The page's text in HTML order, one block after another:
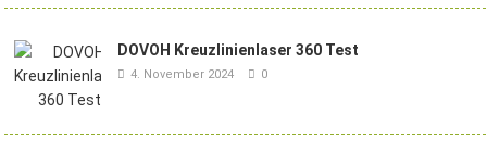
DOVOH Kreuzlinienlaser 360 Test
4. November 2024 0